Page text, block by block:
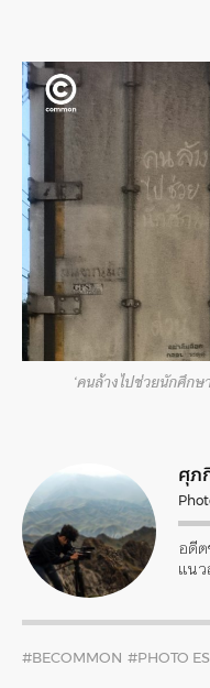
‘คนล้างไปช่วยนักศึก
ศุภ
อดี
แน
#BECOMMON #PHOTO